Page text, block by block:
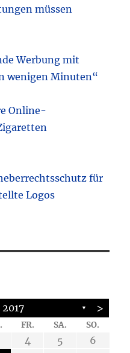
müssen
Werbung mit
wenigen Minuten“
Online-
für
Logos
▼ >
FR. SA. SO.
4 5
6